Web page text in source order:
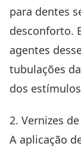
para dentes
desconforto.
agentes
tubulações
dos
2. Vernizes
A aplicação